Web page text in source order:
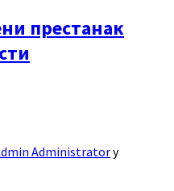
престанак
Administratorу